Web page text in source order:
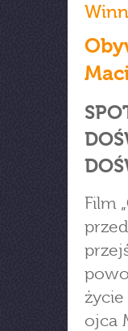
Film
ojca